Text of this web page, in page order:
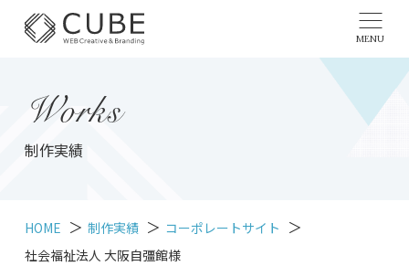
MENU
Works
制作実績
HOME 制作実績
コーポレートサイト
社会福祉法人 大阪自彊館様